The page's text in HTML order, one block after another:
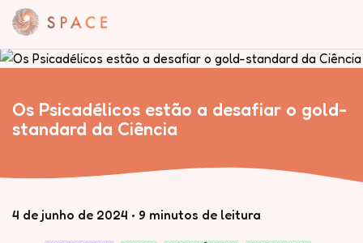
Os Psicadélicos estão a desafiar o gold-
standard da Ciência
4 de junho de 2024 • 9 minutos de leitura